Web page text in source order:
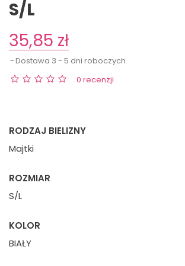
S/L
35,85 zł
Dostawa 3 - 5 dni roboczych
0 recenzji
RODZAJ BIELIZNY
Majtki
ROZMIAR
S/L
KOLOR
BIAŁY